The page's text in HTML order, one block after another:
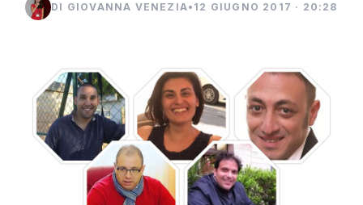
DI GIOVANNA VENEZIA• 12 GIUGNO 2017 · 20:28